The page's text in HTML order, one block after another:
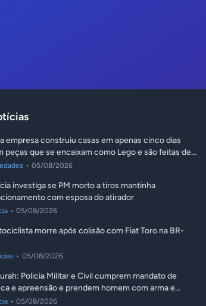
empresa construiu casas em apenas cinco dias
peças que se encaixam como Lego e são feitas de
reciclado
• 05/08/2026
investiga se PM morto a tiros mantinha
com esposa do atirador
• 05/08/2026
morre após colisão com Fiat Toro na BR-
• 05/08/2026
Policia Militar e Civil cumprem mandato de
e apreensão e prendem homem com arma e
• 05/08/2026